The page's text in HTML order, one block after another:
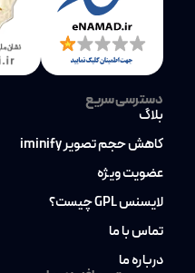
دسترسی سریع
بلاگ
کاهش حجم تصویر iminify
عضویت ویژه
لایسنس GPL چیست؟
تماس با ما
درباره ما